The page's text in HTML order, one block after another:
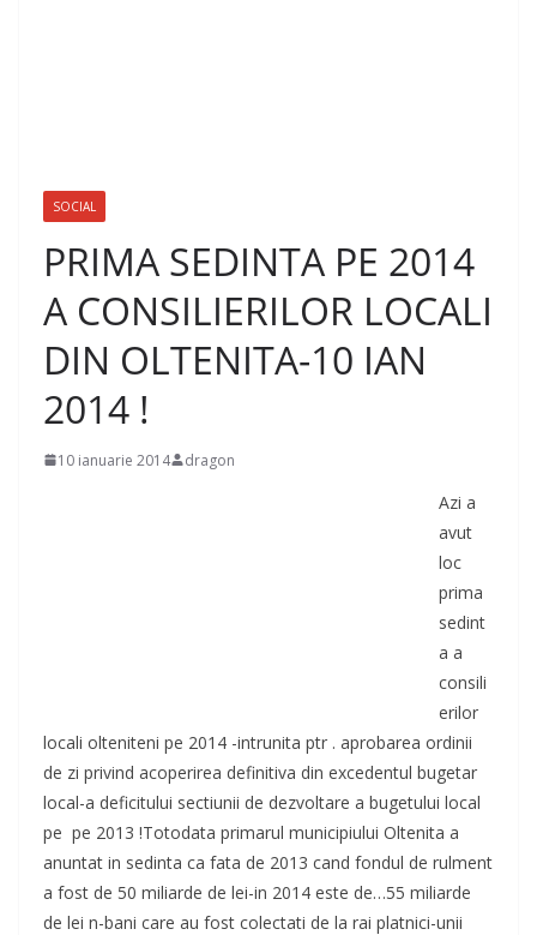
SOCIAL
PRIMA SEDINTA PE 2014
A CONSILIERILOR LOCALI
DIN OLTENITA-10 IAN
2014 !
10 ianuarie 2014 dragon
Azi a
avut
loc
prima
sedint
a a
consili
erilor
locali olteniteni pe 2014 -intrunita ptr . aprobarea ordinii
de zi privind acoperirea definitiva din excedentul bugetar
local-a deficitului sectiunii de dezvoltare a bugetului local
pe pe 2013 !Totodata primarul municipiului Oltenita a
anuntat in sedinta ca fata de 2013 cand fondul de rulment
a fost de 50 miliarde de lei-in 2014 este de…55 miliarde
de lei n-bani care au fost colectati de la rai platnici-unii